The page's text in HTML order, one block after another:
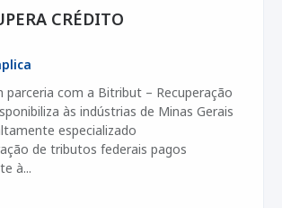
CRÉDITO
parceria com a Bitribut – Recuperação
às indústrias de Minas Gerais
especializado
de tributos federais pagos
à...